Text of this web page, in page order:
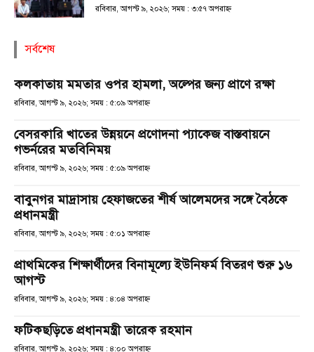
রবিবার, আগস্ট ৯, ২০২৬; সময় : ৩:৫৭ অপরাহ্ণ
সর্বশেষ
কলকাতায় মমতার ওপর হামলা, অল্পের জন্য প্রাণে রক্ষা
রবিবার, আগস্ট ৯, ২০২৬; সময় : ৫:০৯ অপরাহ্ণ
বেসরকারি খাতের উন্নয়নে প্রণোদনা প্যাকেজ বাস্তবায়নে
গভর্নরের মতবিনিময়
রবিবার, আগস্ট ৯, ২০২৬; সময় : ৫:০৯ অপরাহ্ণ
বাবুনগর মাদ্রাসায় হেফাজতের শীর্ষ আলেমদের সঙ্গে বৈঠকে
প্রধানমন্ত্রী
রবিবার, আগস্ট ৯, ২০২৬; সময় : ৫:০১ অপরাহ্ণ
প্রাথমিকের শিক্ষার্থীদের বিনামূল্যে ইউনিফর্ম বিতরণ শুরু ১৬
আগস্ট
রবিবার, আগস্ট ৯, ২০২৬; সময় : ৪:০৪ অপরাহ্ণ
ফটিকছড়িতে প্রধানমন্ত্রী তারেক রহমান
রবিবার, আগস্ট ৯, ২০২৬; সময় : ৪:০০ অপরাহ্ণ